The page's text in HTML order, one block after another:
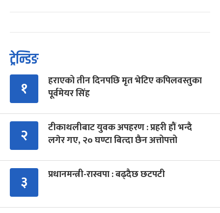
ट्रेन्डिङ
१
हराएको तीन दिनपछि मृत भेटिए कपिलवस्तुका
पूर्वमेयर सिंह
२
टीकाथलीबाट युवक अपहरण : प्रहरी हौं भन्दै
लगेर गए, २० घण्टा बित्दा छैन अत्तोपत्तो
३ प्रधानमन्त्री-रास्वपा : बढ्दैछ छटपटी